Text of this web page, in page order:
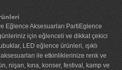
Eğlence Aksesuarları PartiEglence
için eğlenceli ve dikkat çekici
LED eğlence ürünleri, ışıklı
ile etkinliklerinize renk ve
nişan, kına, konser, festival, kamp ve